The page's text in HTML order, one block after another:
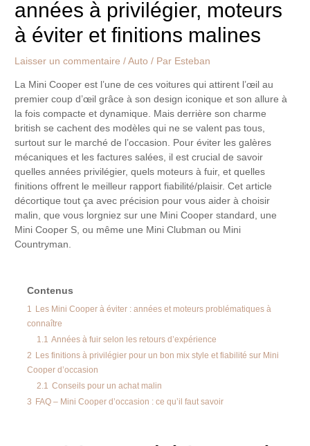
années à privilégier, moteurs
à éviter et finitions malines
Laisser un commentaire /Auto / Par Esteban
La Mini Cooper est l’une de ces voitures qui attirent l’œil au
premier coup d’œil grâce à son design iconique et son allure à
la fois compacte et dynamique. Mais derrière son charme
british se cachent des modèles qui ne se valent pas tous,
surtout sur le marché de l’occasion. Pour éviter les galères
mécaniques et les factures salées, il est crucial de savoir
quelles années privilégier, quels moteurs à fuir, et quelles
finitions offrent le meilleur rapport fiabilité/plaisir. Cet article
décortique tout ça avec précision pour vous aider à choisir
malin, que vous lorgniez sur une Mini Cooper standard, une
Mini Cooper S, ou même une Mini Clubman ou Mini
Countryman.
Contenus
1 Les Mini Cooper à éviter : années et moteurs problématiques à
connaître
1.1 Années à fuir selon les retours d’expérience
2 Les finitions à privilégier pour un bon mix style et fiabilité sur Mini
Cooper d’occasion
2.1 Conseils pour un achat malin
3 FAQ – Mini Cooper d’occasion : ce qu’il faut savoir